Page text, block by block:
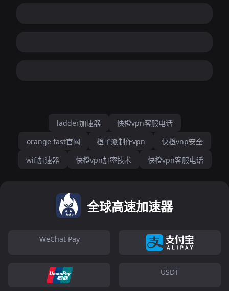
ladder加速器
快橙vpn客服电话
orange fast官网
橙子派制作vpn
快橙vnp安全
wifi加速器
快橙vpn加密技术 快橙vpn客服电话
全球高速加速器
WeChat Pay
USDT